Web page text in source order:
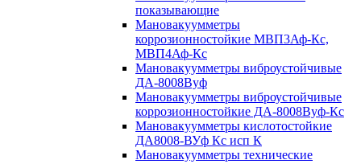
показывающие
Мановакуумметры
коррозионностойкие МВП3Аф-Кс,
МВП4Аф-Кс
Мановакуумметры виброустойчивые
ДА-8008Вуф
Мановакуумметры виброустойчивые
коррозионностойкие ДА-8008Вуф-Кс
Мановакуумметры кислотостойкие
ДА8008-ВУф Кс исп К
Мановакуумметры технические